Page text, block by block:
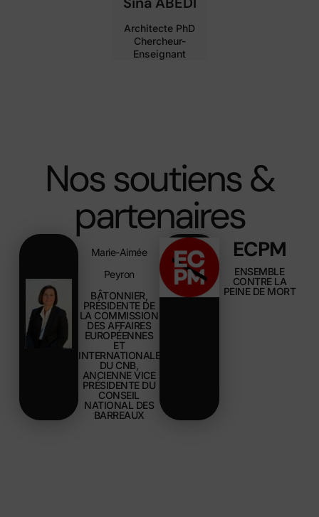
Architecte PhD
Chercheur-
Enseignant
Marie-Aimée
Peyron
BÂTONNIER,
PRÉSIDENTE DE
LA COMMISSION
DES AFFAIRES
EUROPÉENNES
ET
INTERNATIONALES
DU CNB,
ANCIENNE VICE
PRÉSIDENTE DU
CONSEIL
NATIONAL DES
BARREAUX
ECPM
ENSEMBLE
CONTRE LA
PEINE DE MORT
Nos soutiens &
partenaires